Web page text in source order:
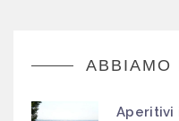
ABBIAMO
Aperitivi